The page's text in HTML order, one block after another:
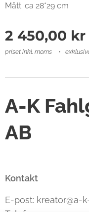
Mått: ca 28*29 cm
2 450,00 kr
priset inkl. moms
A-K
AB
Kontakt
E-post: kreator@a-